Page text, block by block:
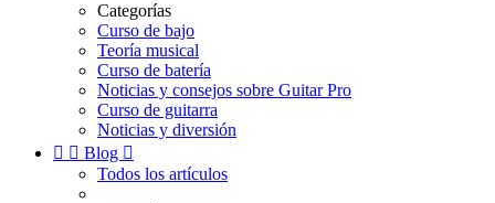
Categorías
Curso de bajo
Teoría musical
Curso de batería
Noticias y consejos sobre Guitar Pro
Curso de guitarra
Noticias y diversión
  Blog 
Todos los artículos